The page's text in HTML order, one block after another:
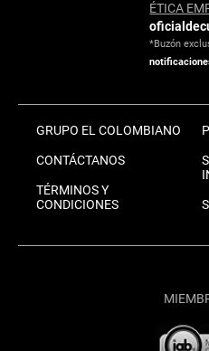
ÉTICA
*Buzón
GRUPO EL COLOMBIANO
CONTÁCTANOS
TÉRMINOS Y
CONDICIONES